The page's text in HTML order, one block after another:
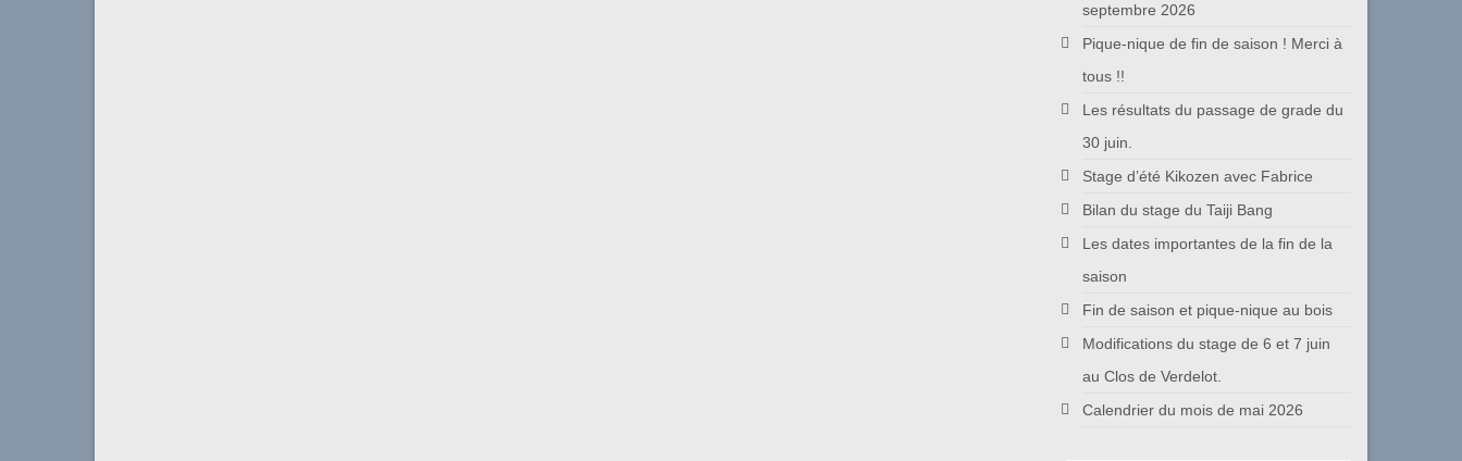
septembre 2026
Pique-nique de fin de saison ! Merci à
tous !!
Les résultats du passage de grade du
30 juin.
Stage d’été Kikozen avec Fabrice
Bilan du stage du Taiji Bang
Les dates importantes de la fin de la
saison
Fin de saison et pique-nique au bois
Modifications du stage de 6 et 7 juin
au Clos de Verdelot.
Calendrier du mois de mai 2026